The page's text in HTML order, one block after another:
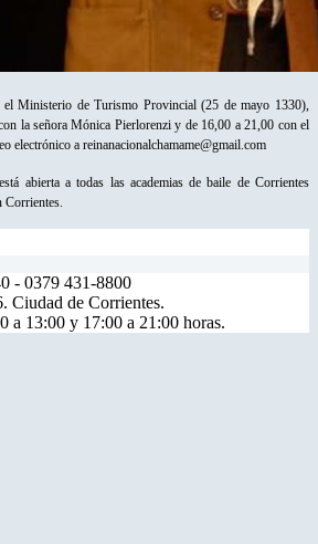
el Ministerio de Turismo Provincial (25 de mayo 1330),
la señora Mónica Pierlorenzi y de 16,00 a 21,00 con el
electrónico a reinanacionalchamame@gmail.com
abierta a todas las academias de baile de Corrientes
Corrientes.
- 0379 431-8800
Ciudad de Corrientes.
a 13:00 y 17:00 a 21:00 horas.